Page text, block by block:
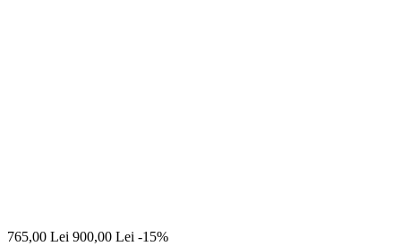
765,00 Lei 900,00 Lei -15%